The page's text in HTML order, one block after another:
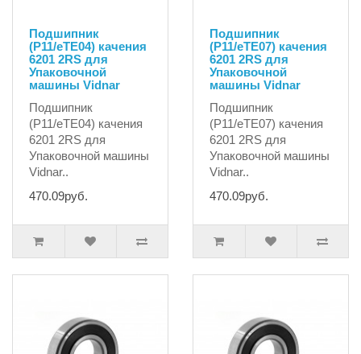
Подшипник
(P11/eTE04) качения
6201 2RS для
Упаковочной
машины Vidnar
Подшипник
(P11/eTE04) качения
6201 2RS для
Упаковочной машины
Vidnar..
470.09руб.
Подшипник
(P11/eTE07) качения
6201 2RS для
Упаковочной
машины Vidnar
Подшипник
(P11/eTE07) качения
6201 2RS для
Упаковочной машины
Vidnar..
470.09руб.